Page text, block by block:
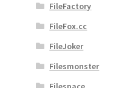
FileFactory
FileFox.cc
FileJoker
Filesmonster